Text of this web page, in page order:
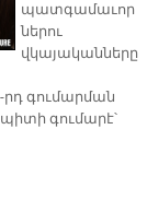
պատգամաւոր
ներու
վկայականները
գումարման
գումարէ՝